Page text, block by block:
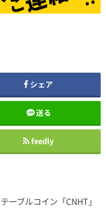
シェア
送る
feedly
ーブルコイン「CNHT」